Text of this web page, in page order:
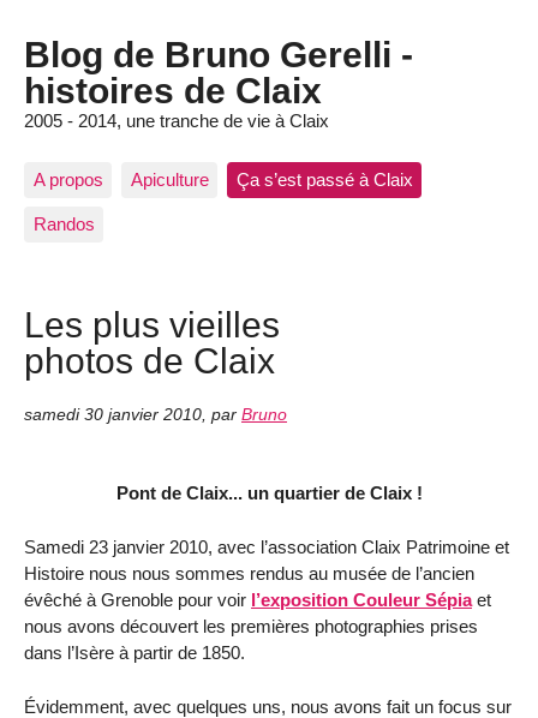
Blog de Bruno Gerelli -
histoires de Claix
2005 - 2014, une tranche de vie à Claix
A propos Apiculture Ça s’est passé à Claix
Randos
Les plus vieilles
photos de Claix
samedi 30 janvier 2010 par Bruno
Pont de Claix... un quartier de Claix !
Samedi 23 janvier 2010, avec l’association Claix Patrimoine et
Histoire nous nous sommes rendus au musée de l’ancien
évêché à Grenoble pour voir l’exposition Couleur Sépiaet
nous avons découvert les premières photographies prises
dans l’Isère à partir de 1850.
Évidemment, avec quelques uns, nous avons fait un focus sur